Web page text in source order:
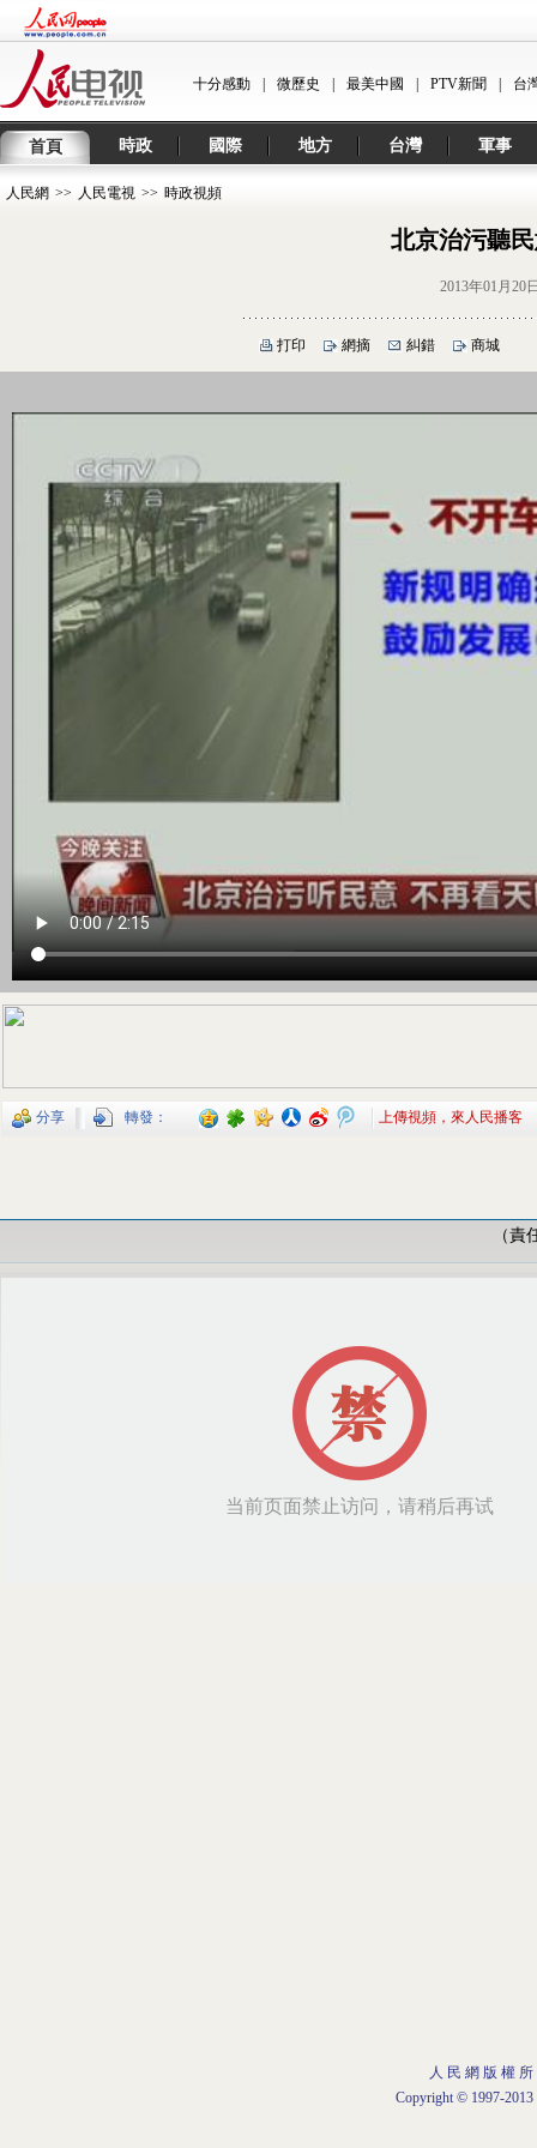
十分感動 微歷史 最美中國 PTV新聞 台
首頁 時政 國際 地方 台灣 軍事
人民網 >> 人民電視 >> 時政視頻
北京治污聽
2013年01月20
打印 網摘 糾錯 商城
分享 轉發： 上傳視頻，來人民播客
（責
人 民 網 版 權
Copyright © 1997-2013